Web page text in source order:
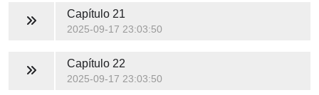
Capítulo 21
2025-09-17 23:03:50
Capítulo 22
2025-09-17 23:03:50